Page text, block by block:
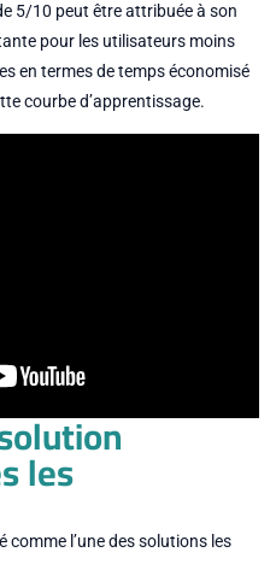
5/10 peut être attribuée à son
pour les utilisateurs moins
en termes de temps économisé
courbe d’apprentissage.
les
l’une des solutions les